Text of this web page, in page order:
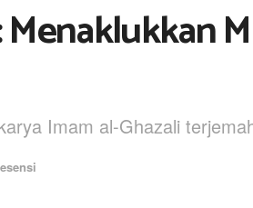
Imam al-Ghazali